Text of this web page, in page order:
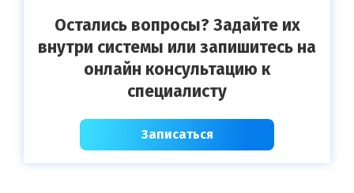
Остались вопросы? Задайте их
внутри системы или запишитесь на
онлайн консультацию к
специалисту
Записаться